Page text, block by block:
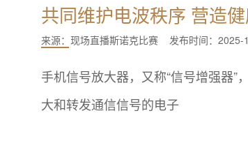
共同维护电波秩序 营造
来源： 现场直播斯诺克比赛 发布时间：2025-
手机信号放大器，又称“信号增强器”
大和转发通信信号的电子